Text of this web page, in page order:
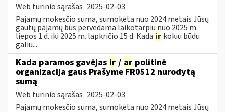
Web turinio sąrašas 2025-02-03
Pajamų mokesčio suma, sumokėta nuo 2024 metais Jūsų
gautų pajamų bus pervedama laikotarpiu nuo 2025 m.
liepos 1 d. iki 2025 m. lapkričio 15 d. Kada ir kokiu būdu
galiu...
Kada paramos gavėjas ir / ar politinė
organizacija gaus Prašyme FR0512 nurodytą
sumą
Web turinio sąrašas 2025-02-03
Pajamų mokesčio suma, sumokėta nuo 2024 metais Jūsų